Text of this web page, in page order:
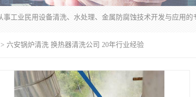
> 六安锅炉清洗 换热器清洗公司 20年行业经验